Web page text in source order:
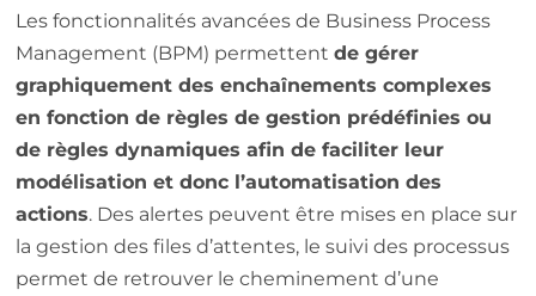
Les fonctionnalités avancées de Business Process
Management (BPM) permettentde gérer
graphiquement des enchaînements complexes
en fonction de règles de gestion prédéfinies ou
de règles dynamiques afin de faciliter leur
modélisation et donc l’automatisation des
actions. Des alertes peuvent être mises en place sur
la gestion des files d’attentes, le suivi des processus
permet de retrouver le cheminement d’une